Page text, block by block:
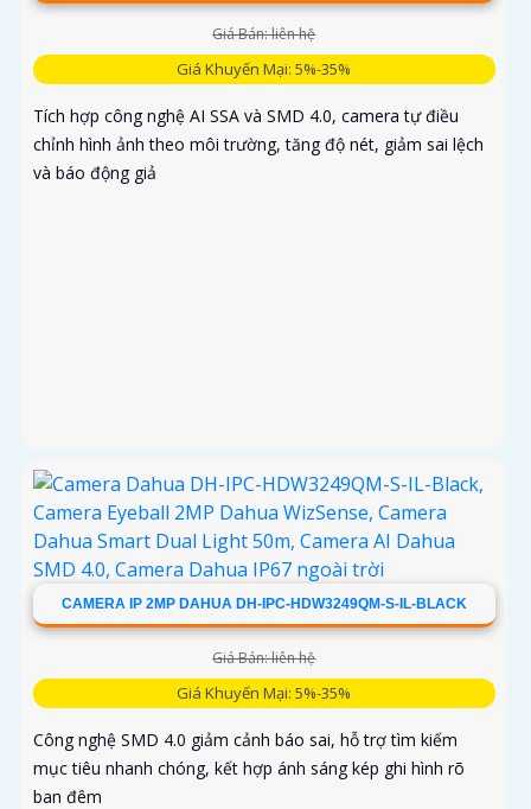
Giá Bán: liên hệ
Giá Khuyến Mại: 5%-35%
Tích hợp công nghệ AI SSA và SMD 4.0, camera tự điều
chỉnh hình ảnh theo môi trường, tăng độ nét, giảm sai lệch
và báo động giả
CAMERA IP 2MP DAHUA DH-IPC-HDW3249QM-S-IL-BLACK
Giá Bán: liên hệ
Giá Khuyến Mại: 5%-35%
Công nghệ SMD 4.0 giảm cảnh báo sai, hỗ trợ tìm kiếm
mục tiêu nhanh chóng, kết hợp ánh sáng kép ghi hình rõ
ban đêm